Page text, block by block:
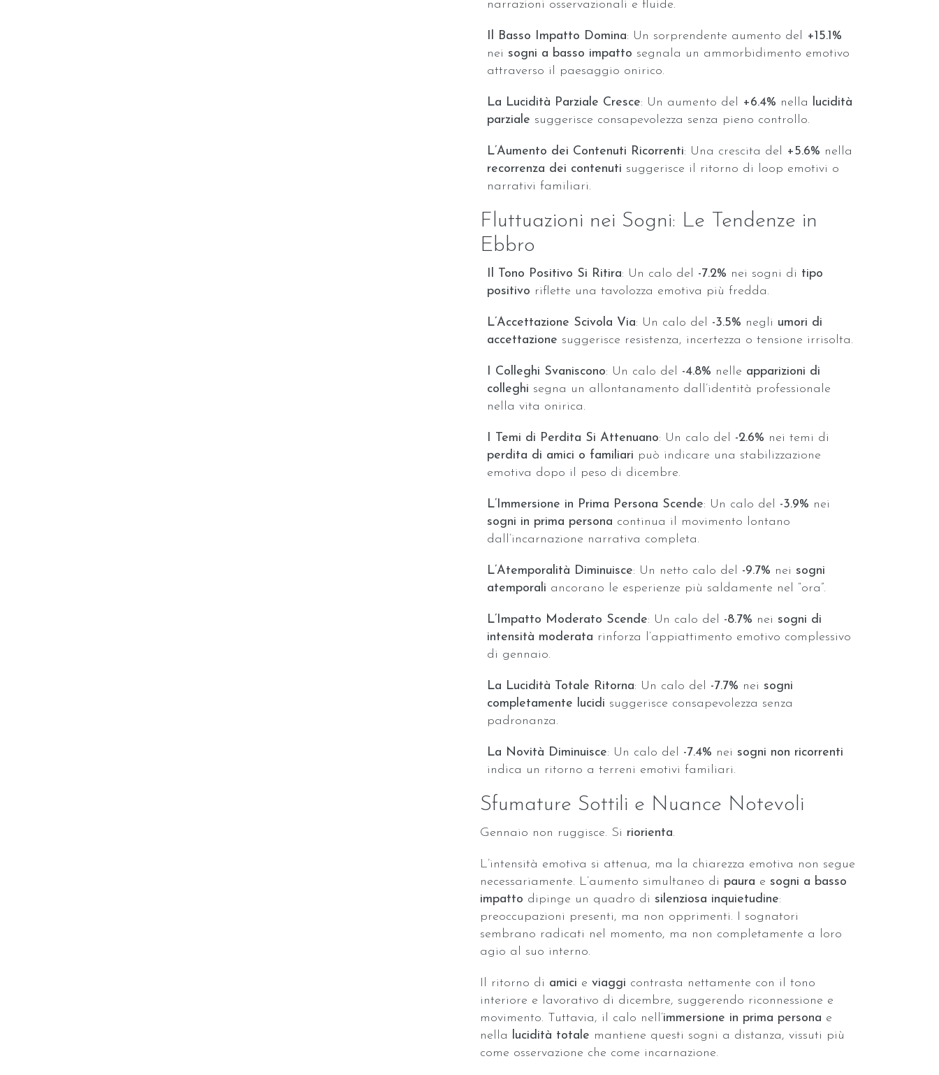
narrazioni osservazionali e fluide.
Il Basso Impatto Domina: Un sorprendente aumento del +15.1%
nei sogni a basso impatto segnala un ammorbidimento emotivo
attraverso il paesaggio onirico.
La Lucidità Parziale Cresce: Un aumento del +6.4% nella lucidità
parziale suggerisce consapevolezza senza pieno controllo.
L’Aumento dei Contenuti Ricorrenti: Una crescita del +5.6% nella
recorrenza dei contenuti suggerisce il ritorno di loop emotivi o
narrativi familiari.
Fluttuazioni nei Sogni: Le Tendenze in
Ebbro
Il Tono Positivo Si Ritira: Un calo del -7.2% nei sogni di tipo
positivo riflette una tavolozza emotiva più fredda.
L’Accettazione Scivola Via: Un calo del -3.5% negli umori di
accettazione suggerisce resistenza, incertezza o tensione irrisolta.
I Colleghi Svaniscono: Un calo del -4.8% nelle apparizioni di
colleghi segna un allontanamento dall’identità professionale
nella vita onirica.
I Temi di Perdita Si Attenuano: Un calo del -2.6% nei temi di
perdita di amici o familiari può indicare una stabilizzazione
emotiva dopo il peso di dicembre.
L’Immersione in Prima Persona Scende: Un calo del -3.9% nei
sogni in prima persona continua il movimento lontano
dall’incarnazione narrativa completa.
L’Atemporalità Diminuisce: Un netto calo del -9.7% nei sogni
atemporali ancorano le esperienze più saldamente nel “ora”.
L’Impatto Moderato Scende: Un calo del -8.7% nei sogni di
intensità moderata rinforza l’appiattimento emotivo complessivo
di gennaio.
La Lucidità Totale Ritorna: Un calo del -7.7% nei sogni
completamente lucidi suggerisce consapevolezza senza
padronanza.
La Novità Diminuisce: Un calo del -7.4% nei sogni non ricorrenti
indica un ritorno a terreni emotivi familiari.
Sfumature Sottili e Nuance Notevoli
Gennaio non ruggisce. Si riorienta.
L’intensità emotiva si attenua, ma la chiarezza emotiva non segue
necessariamente. L’aumento simultaneo di paura e sogni a basso
impatto dipinge un quadro di silenziosa inquietudine:
preoccupazioni presenti, ma non opprimenti. I sognatori
sembrano radicati nel momento, ma non completamente a loro
agio al suo interno.
Il ritorno di amici e viaggi contrasta nettamente con il tono
interiore e lavorativo di dicembre, suggerendo riconnessione e
movimento. Tuttavia, il calo nell’immersione in prima persona e
nella lucidità totale mantiene questi sogni a distanza, vissuti più
come osservazione che come incarnazione.